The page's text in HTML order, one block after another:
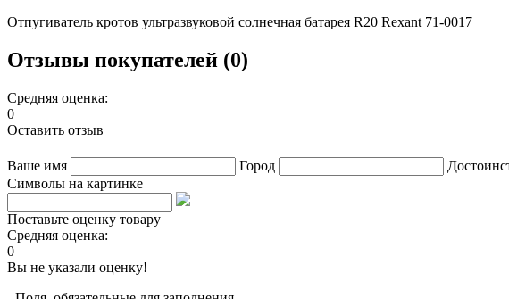
Отпугиватель кротов ультразвуковой солнечная батарея R20 Rexant 71-0017
Отзывы покупателей (0)
Средняя оценка:
0
Оставить отзыв
Ваше имя Город
Символы на картинке
Поставьте оценку товару
Средняя оценка:
0
Вы не указали оценку!